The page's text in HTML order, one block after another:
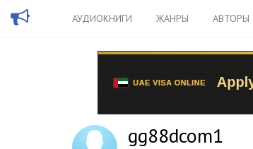
АУДИОКНИГИ ЖАНРЫ АВТОРЫ
gg88dcom1